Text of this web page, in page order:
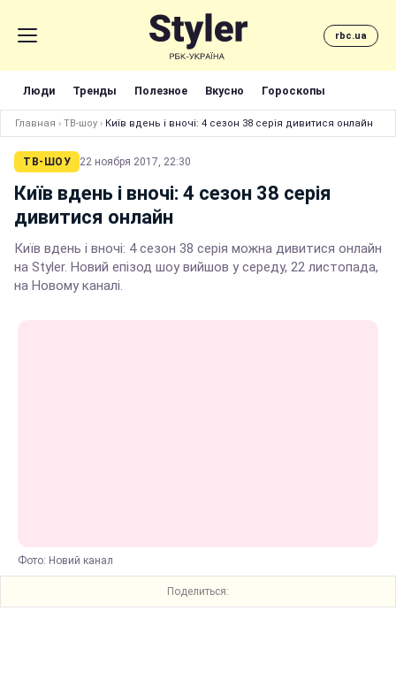
rbc.ua
Люди Тренды Полезное Вкусно Гороскопы
Главная › ТВ-шоу › Київ вдень і вночі: 4 сезон 38 серія дивитися онлайн
ТВ-ШОУ 22 ноября 2017, 22:30
Київ вдень і вночі: 4 сезон 38 серія
дивитися онлайн
Київ вдень і вночі: 4 сезон 38 серія можна дивитися онлайн
на Styler. Новий епізод шоу вийшов у середу, 22 листопада,
на Новому каналі.
Фото: Новий канал
Поделиться: